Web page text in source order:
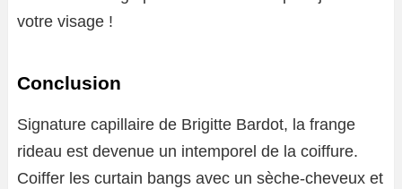
votre visage !
Conclusion
Signature capillaire de Brigitte Bardot, la frange
rideau est devenue un intemporel de la coiffure.
Coiffer les curtain bangs avec un sèche-cheveux et